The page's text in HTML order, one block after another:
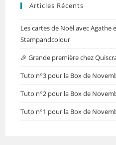
Articles Récents
Les cartes de Noël avec Agathe
Stampandcolour
🎉 Grande première chez
Tuto n°3 pour la Box de
Tuto n°2 pour la Box de
Tuto n°1 pour la Box de